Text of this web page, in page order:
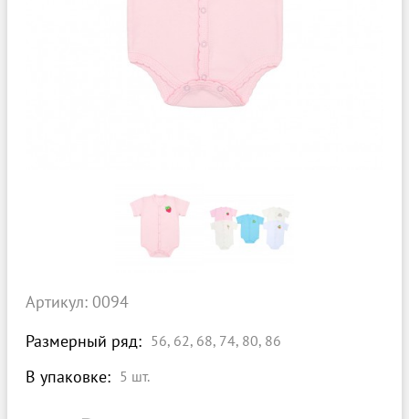
Артикул: 0094
Размерный ряд: 56, 62, 68, 74, 80, 86
В упаковке: 5 шт.